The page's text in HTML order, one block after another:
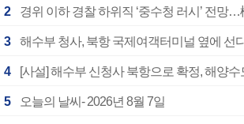
2 경위 이하 경찰 하위직 ‘중수청 러시’ 전망
3 해수부 청사, 북항 국제여객터미널 옆에 선
4 [사설] 해수부 신청사 북항으로 확정, 해양
5 오늘의 날씨- 2026년 8월 7일